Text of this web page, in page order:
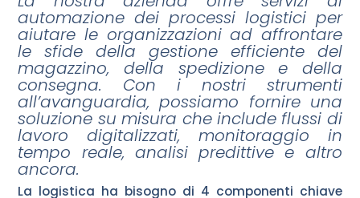
automazione dei processi logistici per
aiutare le organizzazioni ad affrontare
le sfide della gestione efficiente del
magazzino, della spedizione e della
consegna. Con i nostri strumenti
all’avanguardia, possiamo fornire una
soluzione su misura che include flussi di
lavoro digitalizzati, monitoraggio in
tempo reale, analisi predittive e altro
ancora.
La logistica ha bisogno di 4 componenti chiave